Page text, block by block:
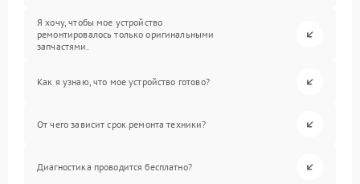
Я хочу, чтобы мое устройство
ремонтировалось только оригинальными
запчастями.
Как я узнаю, что мое устройство готово?
От чего зависит срок ремонта техники?
Диагностика проводится бесплатно?